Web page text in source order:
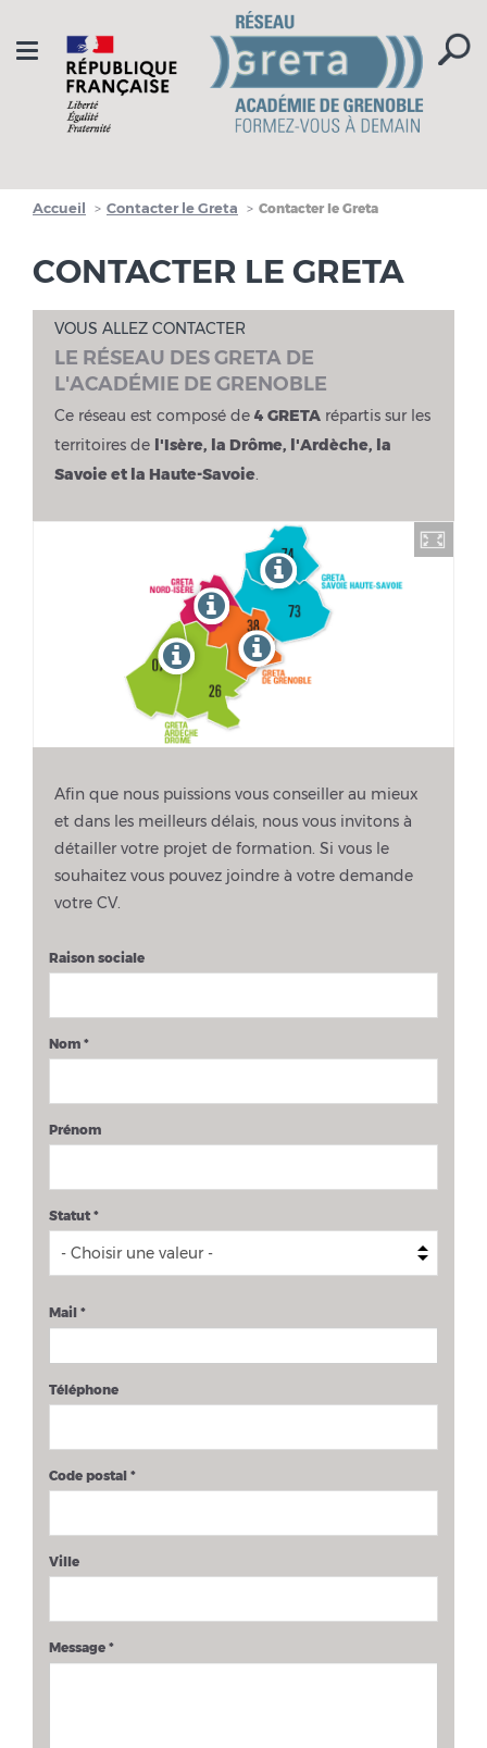
Toggle
navigation
Accueil Contacter le Greta Contacter le Greta
CONTACTER LE GRETA
VOUS ALLEZ CONTACTER
LE RÉSEAU DES GRETA DE
L'ACADÉMIE DE GRENOBLE
Ce réseau est composé de 4 GRETA répartis sur les
territoires de l'Isère, la Drôme, l'Ardèche, la
Savoie et la Haute-Savoie.
Afin que nous puissions vous conseiller au mieux
et dans les meilleurs délais, nous vous invitons à
détailler votre projet de formation. Si vous le
souhaitez vous pouvez joindre à votre demande
votre CV.
Raison sociale
Nom *
Prénom
Statut *
Mail *
Téléphone
Code postal *
Ville
Message *